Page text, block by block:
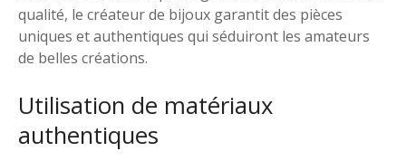
qualité, le créateur de bijoux garantit des pièces
uniques et authentiques qui séduiront les amateurs
de belles créations.
Utilisation de matériaux
authentiques